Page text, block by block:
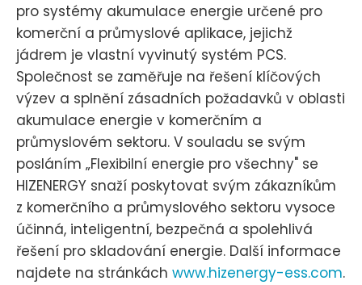
pro systémy akumulace energie určené pro
komerční a průmyslové aplikace, jejichž
jádrem je vlastní vyvinutý systém PCS.
Společnost se zaměřuje na řešení klíčových
výzev a splnění zásadních požadavků v oblasti
akumulace energie v komerčním a
průmyslovém sektoru. V souladu se svým
posláním „Flexibilní energie pro všechny" se
HIZENERGY snaží poskytovat svým zákazníkům
z komerčního a průmyslového sektoru vysoce
účinná, inteligentní, bezpečná a spolehlivá
řešení pro skladování energie. Další informace
najdete na stránkách www.hizenergy-ess.com.